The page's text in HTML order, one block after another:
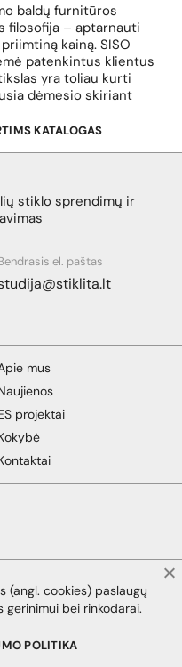
baldų furnitūros
filosofija – aptarnauti
kainą. SISO
patenkintus klientus
yra toliau kurti
dėmesio skiriant
KATALOGAS
stiklo sprendimų ir
el. paštas
mus
projektai
(angl. cookies) paslaugų
gerinimui bei rinkodarai.
POLITIKA